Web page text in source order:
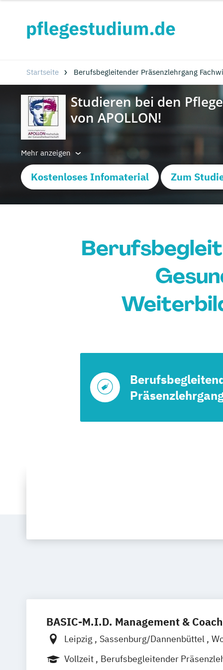
Startseite Berufsbegleitender Präsenzlehrgang
Mehr anzeigen
Kostenloses Infomaterial Zum
BASIC-M.I.D. Management &
Leipzig Sassenburg/Dannenbüttel
Hannover
Uelzen Bremen Minden
Landsberg am Lech
Vollzeit
Berufsbegleitender